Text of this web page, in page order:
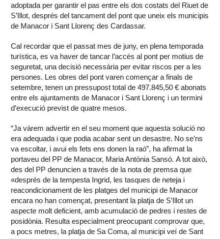
adoptada per garantir el pas entre els dos costats del Riuet de
S’Illot, després del tancament del pont que uneix els municipis
de Manacor i Sant Llorenç des Cardassar.
Cal recordar que el passat mes de juny, en plena temporada
turística, es va haver de tancar l’accés al pont per motius de
seguretat, una decisió necessària per evitar riscos per a les
persones. Les obres del pont varen començar a finals de
setembre, tenen un pressupost total de 497.845,50 € abonats
entre els ajuntaments de Manacor i Sant Llorenç i un termini
d’execució previst de quatre mesos.
“Ja vàrem advertir en el seu moment que aquesta solució no
era adequada i que podia acabar sent un desastre. No se’ns
va escoltar, i avui els fets ens donen la raó”, ha afirmat la
portaveu del PP de Manacor, Maria Antònia Sansó. A tot això,
des del PP denuncien a través de la nota de premsa que
«després de la tempesta Ingrid, les tasques de neteja i
reacondicionament de les platges del municipi de Manacor
encara no han començat, presentant la platja de S’Illot un
aspecte molt deficient, amb acumulació de pedres i restes de
posidònia. Resulta especialment preocupant comprovar que,
a pocs metres, la platja de Sa Coma, al municipi veí de Sant